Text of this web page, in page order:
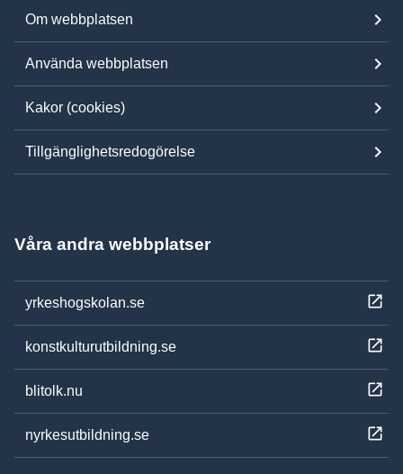
Om webbplatsen
Använda webbplatsen
Kakor (cookies)
Tillgänglighetsredogörelse
Våra andra webbplatser
yrkeshogskolan.se
konstkulturutbildning.se
blitolk.nu
nyrkesutbildning.se